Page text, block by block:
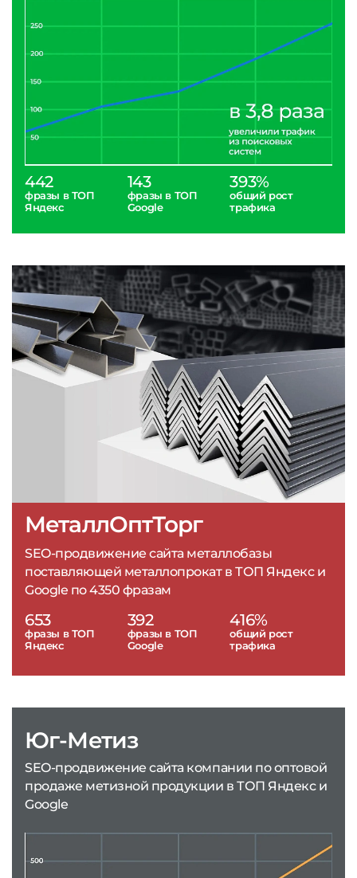
МеталлОптТорг
SEO-продвижение сайта металлобазы
поставляющей металлопрокат в ТОП Яндекс и
Google по 4350 фразам
653
фразы в ТОП
Яндекс
392
фразы в ТОП
Google
416%
общий рост
трафика
442
фразы в ТОП
Яндекс
143
фразы в ТОП
Google
393%
общий рост
трафика
Юг-Метиз
SEO-продвижение сайта компании по оптовой
продаже метизной продукции в ТОП Яндекс и
Google